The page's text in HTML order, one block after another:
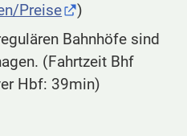
Preise
)
Bahnhöfe sind
(Fahrtzeit Bhf
Hbf: 39min)